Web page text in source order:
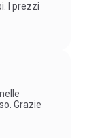
I prezzi
Grazie